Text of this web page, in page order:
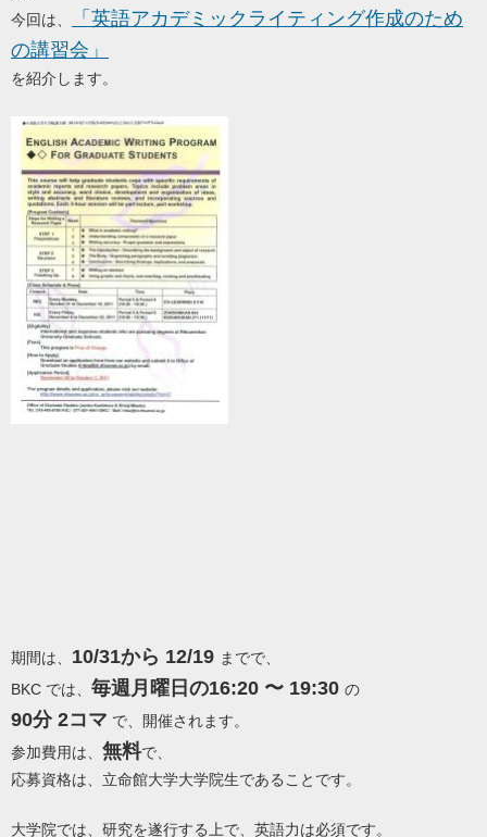
今回は、
「英語アカデミックライティング作成のため
の講習会」
を紹介します。
期間は、 10/31から 12/19 までで、
BKC では、 毎週月曜日の16:20 〜 19:30 の
90分 2コマ で、開催されます。
参加費用は、 無料で、
応募資格は、立命館大学大学院生であることです。
大学院では、研究を遂行する上で、英語力は必須です。